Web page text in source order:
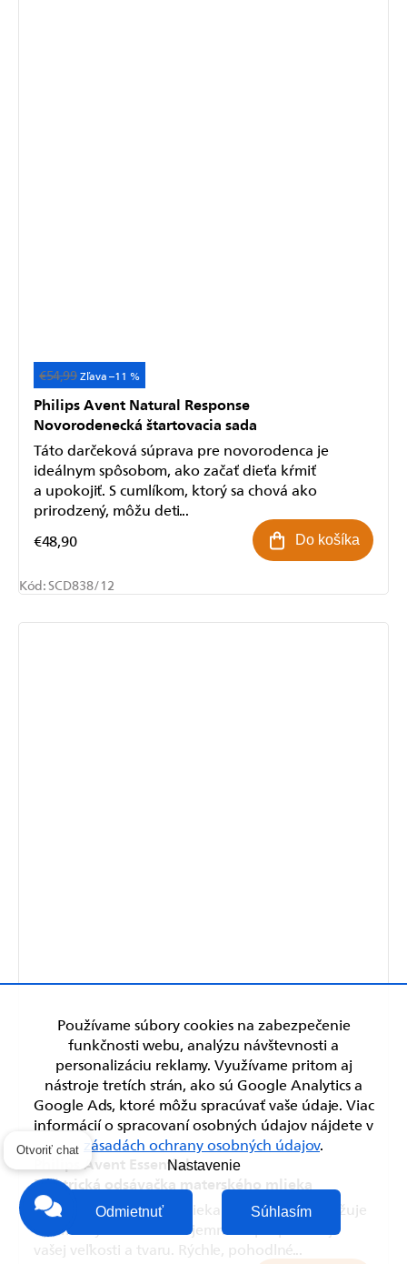
Používame súbory cookies na zabezpečenie
funkčnosti webu, analýzu návštevnosti a
personalizáciu reklamy. Využívame pritom aj
nástroje tretích strán, ako sú Google Analytics a
Google Ads, ktoré môžu spracúvať vaše údaje. Viac
informácií o spracovaní osobných údajov nájdete v
zásadách ochrany osobných údajov.
Nastavenie
Odmietnuť Súhlasím
€54,99 –11 %
Philips Avent Natural Response
Novorodenecká štartovacia sada
€48,90 Do košíka
Táto darčeková súprava pre novorodenca je
ideálnym spôsobom, ako začať dieťa kŕmiť
a upokojiť. S cumlíkom, ktorý sa chová ako
prirodzený, môžu deti...
Kód:SCD838/12
Philips Avent Essential
Elektrická odsávačka materského mlieka
Elektrická odsávačka mlieka Philips Avent udržuje
optimálny tok mlieka a jemne sa prispôsobuje
vašej veľkosti a tvaru. Rýchle, pohodlné...